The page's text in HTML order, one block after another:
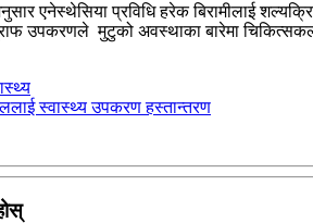
एनेस्थेसिया प्रविधि हरेक बिरामीलाई
उपकरणले मुटुको अवस्थाका बारेमा
स्वास्थ्य उपकरण हस्तान्तरण